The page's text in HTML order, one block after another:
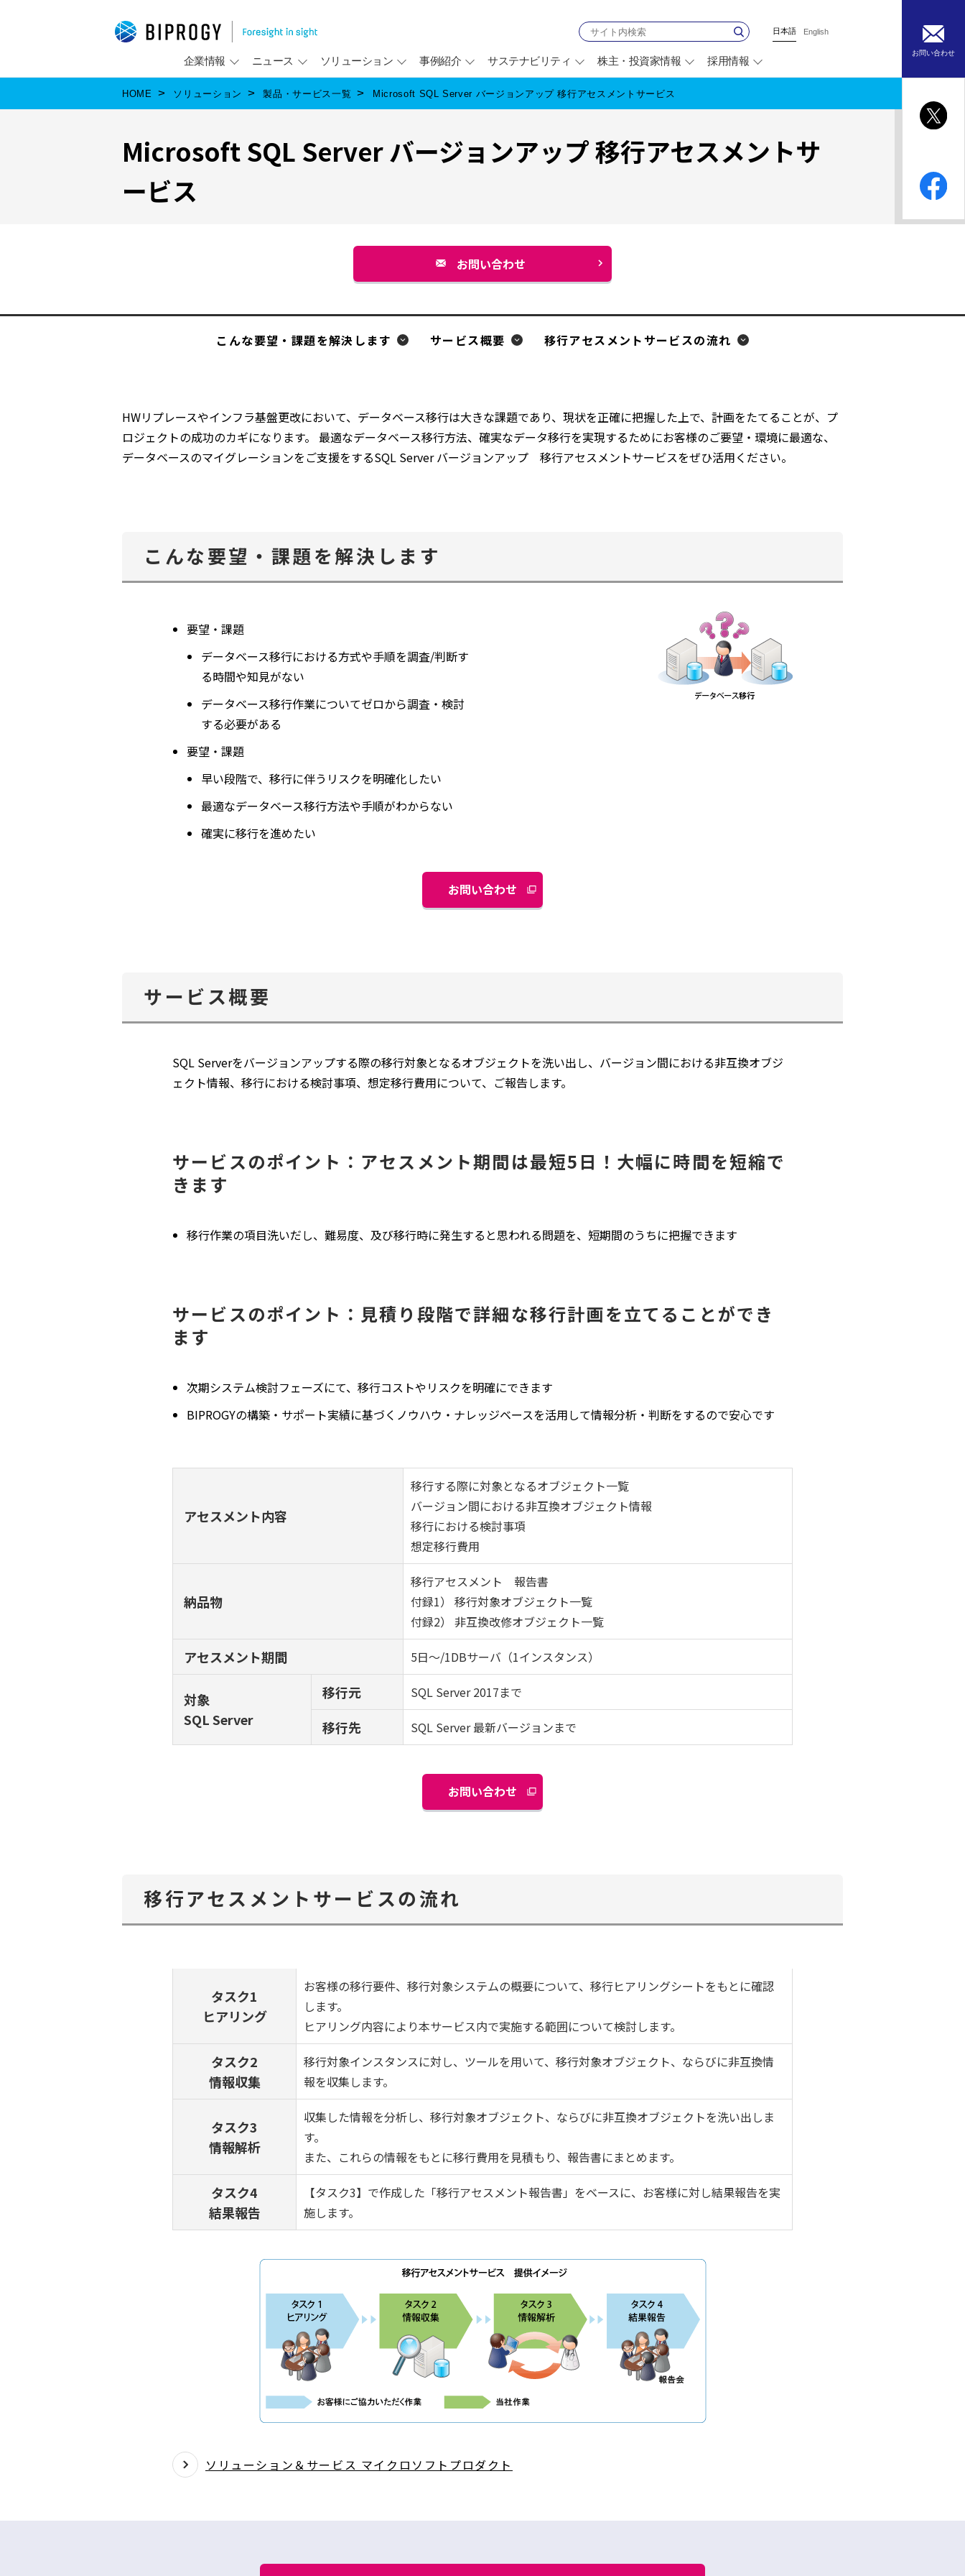
日本語 English
企業情報 ニュース ソリューション 事例紹介 サステナビリティ 株主・投資家情報 採用情報
お問い合わせ
HOME ソリューション 製品・サービス一覧 Microsoft SQL Server バージョンアップ 移行アセスメントサービス
Microsoft SQL Server バージョンアップ 移行アセスメントサ
ービス
お問い合わせ
ィ
開
く
こんな要望・課題を解決します サービス概要 移行アセスメントサービスの流れ
HWリプレースやインフラ基盤更改において、データベース移行は大きな課題であり、現状を正確に把握した上で、計画をたてることが、プ
ロジェクトの成功のカギになります。 最適なデータベース移行方法、確実なデータ移行を実現するためにお客様のご要望・環境に最適な、
データベースのマイグレーションをご支援をするSQL Server バージョンアップ 移行アセスメントサービスをぜひ活用ください。
こんな要望・課題を解決します
要望・課題
データベース移行における方式や手順を調査/判断す
る時間や知見がない
データベース移行作業についてゼロから調査・検討
する必要がある
要望・課題
早い段階で、移行に伴うリスクを明確化したい
最適なデータベース移行方法や手順がわからない
確実に移行を進めたい
お問い合わせ
サービス概要
SQL Serverをバージョンアップする際の移行対象となるオブジェクトを洗い出し、バージョン間における非互換オブジ
ェクト情報、移行における検討事項、想定移行費用について、ご報告します。
サービスのポイント：アセスメント期間は最短5日！大幅に時間を短縮で
きます
移行作業の項目洗いだし、難易度、及び移行時に発生すると思われる問題を、短期間のうちに把握できます
サービスのポイント：見積り段階で詳細な移行計画を立てることができ
ます
次期システム検討フェーズにて、移行コストやリスクを明確にできます
BIPROGYの構築・サポート実績に基づくノウハウ・ナレッジベースを活用して情報分析・判断をするので安心です
アセスメント内容
移行する際に対象となるオブジェクト一覧
バージョン間における非互換オブジェクト情報
移行における検討事項
想定移行費用
納品物
移行アセスメント 報告書
付録1） 移行対象オブジェクト一覧
付録2） 非互換改修オブジェクト一覧
アセスメント期間 5日〜/1DBサーバ（1インスタンス）
対象
SQL Server
移行元 SQL Server 2017まで
移行先 SQL Server 最新バージョンまで
お問い合わせ
移行アセスメントサービスの流れ
タスク1
ヒアリング
お客様の移行要件、移行対象システムの概要について、移行ヒアリングシートをもとに確認
します。
ヒアリング内容により本サービス内で実施する範囲について検討します。
タスク2
情報収集
移行対象インスタンスに対し、ツールを用いて、移行対象オブジェクト、ならびに非互換情
報を収集します。
タスク3
情報解析
収集した情報を分析し、移行対象オブジェクト、ならびに非互換オブジェクトを洗い出しま
す。
また、これらの情報をもとに移行費用を見積もり、報告書にまとめます。
タスク4
結果報告
【タスク3】で作成した「移行アセスメント報告書」をベースに、お客様に対し結果報告を実
施します。
ソリューション＆サービス マイクロソフトプロダクト